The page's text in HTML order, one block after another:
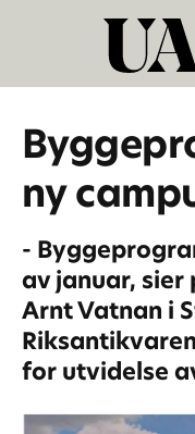
ny
-
av januar,
Arnt Vatnan i
for utvidelse